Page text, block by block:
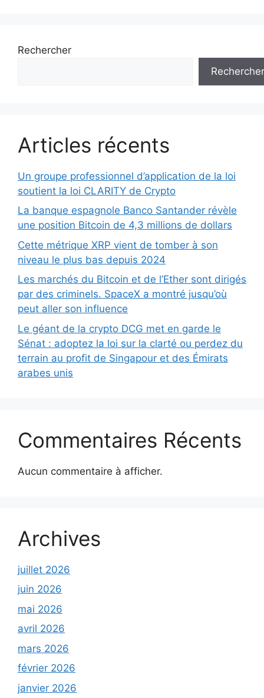
Rechercher
Rechercher
Articles récents
Un groupe professionnel d’application de la loi
soutient la loi CLARITY de Crypto
La banque espagnole Banco Santander révèle
une position Bitcoin de 4,3 millions de dollars
Cette métrique XRP vient de tomber à son
niveau le plus bas depuis 2024
Les marchés du Bitcoin et de l’Ether sont dirigés
par des criminels. SpaceX a montré jusqu’où
peut aller son influence
Le géant de la crypto DCG met en garde le
Sénat : adoptez la loi sur la clarté ou perdez du
terrain au profit de Singapour et des Émirats
arabes unis
Commentaires Récents
Aucun commentaire à afficher.
Archives
juillet 2026
juin 2026
mai 2026
avril 2026
mars 2026
février 2026
janvier 2026